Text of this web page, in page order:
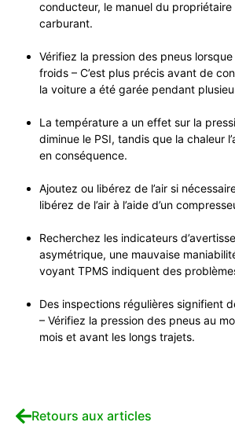
conducteur, le manuel du
carburant.
Vérifiez la pression des pneus
froids – C’est plus précis avant de
la voiture a été garée pendant
La température a un effet sur la
diminue le PSI, tandis que la chaleur
en conséquence.
Ajoutez ou libérez de l’air si
libérez de l’air à l’aide d’un
Recherchez les indicateurs
asymétrique, une mauvaise
voyant TPMS indiquent des
Des inspections régulières signifient
– Vérifiez la pression des pneus au
mois et avant les longs trajets.
Retours aux articles